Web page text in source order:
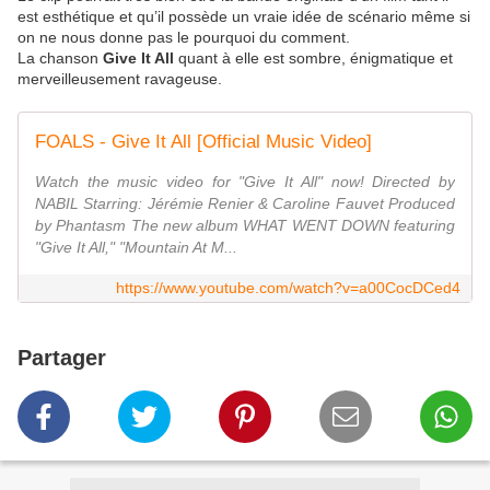
est esthétique et qu’il possède un vraie idée de scénario même si
on ne nous donne pas le pourquoi du comment.
La chanson Give It All quant à elle est sombre, énigmatique et
merveilleusement ravageuse.
FOALS - Give It All [Official Music Video]
Watch the music video for "Give It All" now! Directed by
NABIL Starring: Jérémie Renier & Caroline Fauvet Produced
by Phantasm The new album WHAT WENT DOWN featuring
"Give It All," "Mountain At M...
https://www.youtube.com/watch?v=a00CocDCed4
Partager